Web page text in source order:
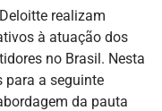
realizam
à atuação dos
no Brasil. Nesta
para a seguinte
da pauta